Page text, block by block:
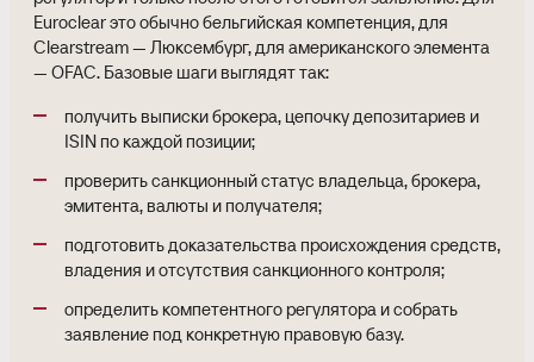
Euroclear это обычно бельгийская компетенция, для
Clearstream — Люксембург, для американского элемента
— OFAC. Базовые шаги выглядят так:
получить выписки брокера, цепочку депозитариев и
ISIN по каждой позиции;
проверить санкционный статус владельца, брокера,
эмитента, валюты и получателя;
подготовить доказательства происхождения средств,
владения и отсутствия санкционного контроля;
определить компетентного регулятора и собрать
заявление под конкретную правовую базу.